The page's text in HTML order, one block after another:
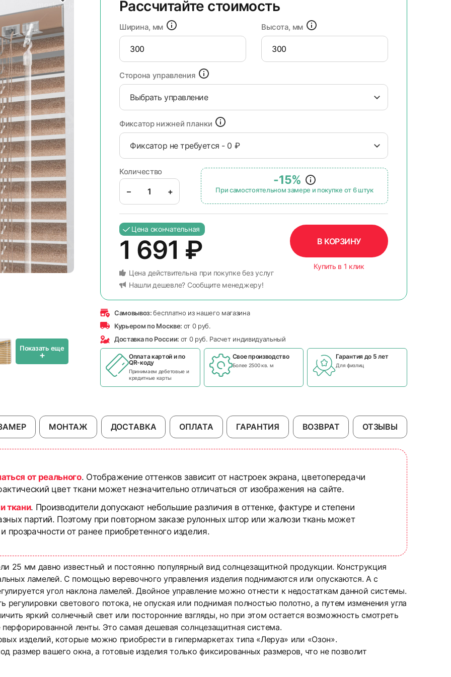
Показать еще
+
Рассчитайте стоимость
Ширина, мм Высота, мм
Сторона управления
Выбрать управление
Фиксатор нижней планки
Фиксатор не требуется - 0 ₽
Количество
– +
-15%
При самостоятельном замере и покупке от 6 штук
Цена окончательная
1 691 ₽
Цена действительна при покупке без услуг
Нашли дешевле? Сообщите менеджеру!
В КОРЗИНУ
Купить в 1 клик
Самовывоз:бесплатно из нашего магазина
Курьером по Москве: от 0 руб.
Доставка по России: от 0 руб. Расчет индивидуальный
Оплата картой и по
QR-коду
Принимаем дебетовые и
кредитные карты
Свое производство
Более 2500 кв. м
Гарантия до 5 лет
Для физлиц
МОНТАЖ ДОСТАВКА ОПЛАТА ГАРАНТИЯ ВОЗВРАТ ОТЗЫВЫ
от реального. Отображение оттенков зависит от настроек экрана, цветопередачи
цвет ткани может незначительно отличаться от изображения на сайте.
ткани. Производители допускают небольшие различия в оттенке, фактуре и степени
партий. Поэтому при повторном заказе рулонных штор или жалюзи ткань может
прозрачности от ранее приобретенного изделия.
25 мм давно известный и постоянно популярный вид солнцезащитной продукции. Конструкция
ламелей. С помощью веревочного управления изделия поднимаются или опускаются. А с
угол наклона ламелей. Двойное управление можно отнести к недостаткам данной системы.
светового потока, не опуская или поднимая полностью полотно, а путем изменения угла
яркий солнечный свет или посторонние взгляды, но при этом остается возможность смотреть
ленты. Это самая дешевая солнцезащитная система.
изделий, которые можно приобрести в гипермаркетах типа «Леруа» или «Озон».
размер вашего окна, а готовые изделия только фиксированных размеров, что не позволит